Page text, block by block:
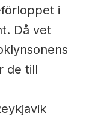
i
Då vet
de till